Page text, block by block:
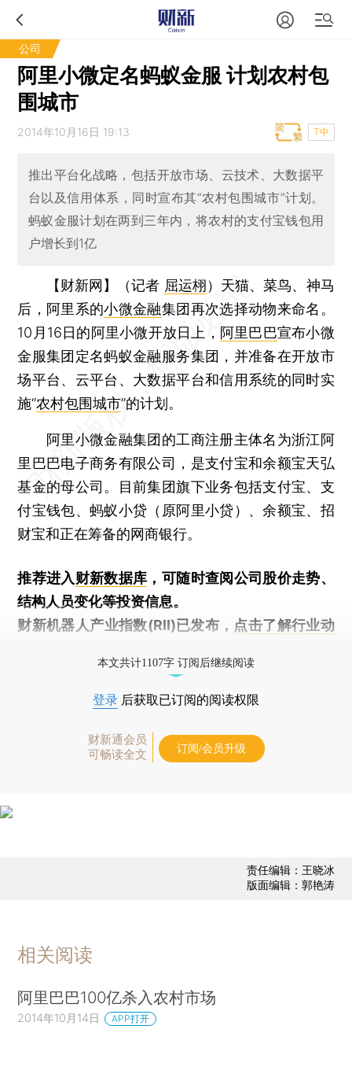
公司
阿里小微定名蚂蚁金服 计划农村包
围城市
2014年10月16日 19:13 T中
推出平台化战略，包括开放市场、云技术、大数据平
台以及信用体系，同时宣布其“农村包围城市”计划。
蚂蚁金服计划在两到三年内，将农村的支付宝钱包用
户增长到1亿
【财新网】（记者 屈运栩） 天猫、菜鸟、神马
后，阿里系的小微金融集团再次选择动物来命名。
10月16日的阿里小微开放日上， 阿里巴巴宣布小微
金服集团定名蚂蚁金融服务集团，并准备在开放市
场平台、云平台、大数据平台和信用系统的同时实
施“农村包围城市”的计划。
阿里小微金融集团的工商注册主体名为浙江阿
里巴巴电子商务有限公司，是支付宝和余额宝天弘
基金的母公司。目前集团旗下业务包括支付宝、支
付宝钱包、蚂蚁小贷（原阿里小贷）、余额宝、招
财宝和正在筹备的网商银行。
推荐进入财新数据库 ，可随时查阅公司股价走势、
结构人员变化等投资信息。
财新机器人产业指数(RII)已发布， 点击了解行业动
本文共计1107字 订阅后继续阅读
登录 后获取已订阅的阅读权限
财新通会员
可畅读全文
订阅/会员升级
责任编辑：王晓冰
版面编辑：郭艳涛
相关阅读
阿里巴巴100亿杀入农村市场
2014年10月14日 APP打开